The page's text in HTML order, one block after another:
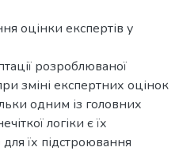
оцінки експертів у
розроблюваної
зміні експертних оцінок
одним із головних
логіки є їх
для їх підстроювання